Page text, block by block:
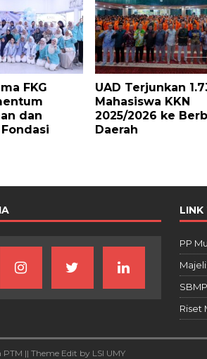
FKG
dan
UAD Terjunkan
Mahasiswa KKN
2025/2026 ke
Daerah
LINK
PP
Riset
|| Theme Edit by LSI UMY